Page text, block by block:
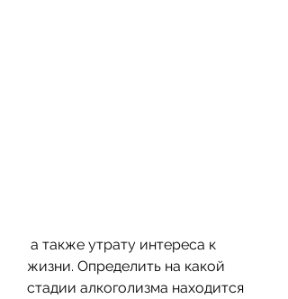
жизни. Определить на какой
стадии алкоголизма находится